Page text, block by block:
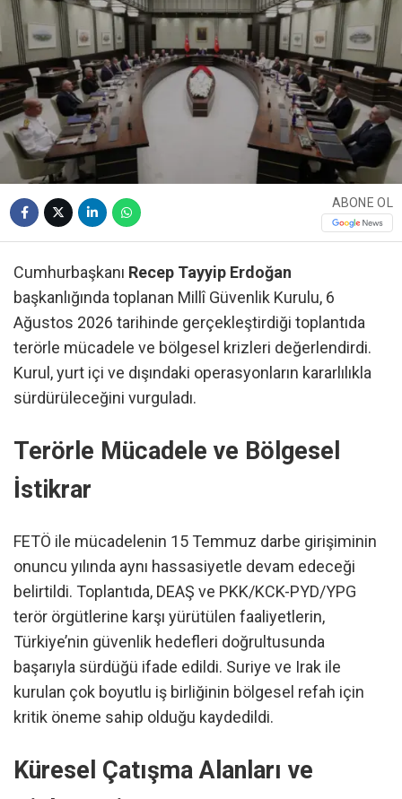
ABONE OL
Cumhurbaşkanı Recep Tayyip Erdoğan
başkanlığında toplanan Millî Güvenlik Kurulu, 6
Ağustos 2026 tarihinde gerçekleştirdiği toplantıda
terörle mücadele ve bölgesel krizleri değerlendirdi.
Kurul, yurt içi ve dışındaki operasyonların kararlılıkla
sürdürüleceğini vurguladı.
Terörle Mücadele ve Bölgesel
İstikrar
FETÖ ile mücadelenin 15 Temmuz darbe girişiminin
onuncu yılında aynı hassasiyetle devam edeceği
belirtildi. Toplantıda, DEAŞ ve PKK/KCK-PYD/YPG
terör örgütlerine karşı yürütülen faaliyetlerin,
Türkiye’nin güvenlik hedefleri doğrultusunda
başarıyla sürdüğü ifade edildi. Suriye ve Irak ile
kurulan çok boyutlu iş birliğinin bölgesel refah için
kritik öneme sahip olduğu kaydedildi.
Küresel Çatışma Alanları ve